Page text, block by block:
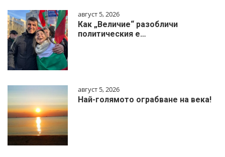
август 5, 2026
Как „Величие“ разобличи
политическия е…
август 5, 2026
Най-голямото ограбване на века!